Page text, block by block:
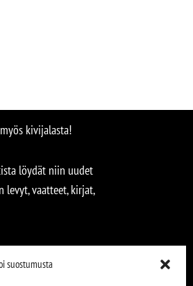
suostumusta
kivijalasta!
löydät niin uudet
levyt, vaatteet, kirjat,